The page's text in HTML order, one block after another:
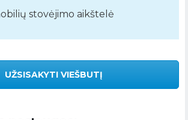
stovėjimo aikštelė
UŽSISAKYTI VIEŠBUTĮ